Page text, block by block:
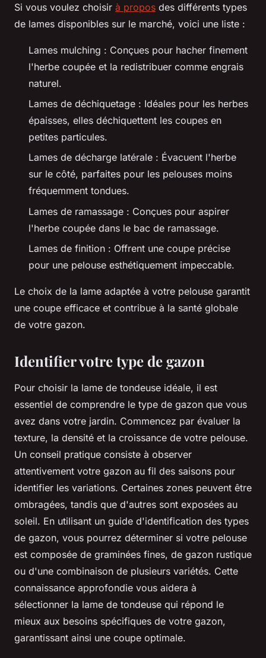
Si vous voulez choisir à propos des différents types
de lames disponibles sur le marché, voici une liste :
Lames mulching : Conçues pour hacher finement
l'herbe coupée et la redistribuer comme engrais
naturel.
Lames de déchiquetage : Idéales pour les herbes
épaisses, elles déchiquettent les coupes en
petites particules.
Lames de décharge latérale : Évacuent l'herbe
sur le côté, parfaites pour les pelouses moins
fréquemment tondues.
Lames de ramassage : Conçues pour aspirer
l'herbe coupée dans le bac de ramassage.
Lames de finition : Offrent une coupe précise
pour une pelouse esthétiquement impeccable.
Le choix de la lame adaptée à votre pelouse garantit
une coupe efficace et contribue à la santé globale
de votre gazon.
Identifier votre type de gazon
Pour choisir la lame de tondeuse idéale, il est
essentiel de comprendre le type de gazon que vous
avez dans votre jardin. Commencez par évaluer la
texture, la densité et la croissance de votre pelouse.
Un conseil pratique consiste à observer
attentivement votre gazon au fil des saisons pour
identifier les variations. Certaines zones peuvent être
ombragées, tandis que d'autres sont exposées au
soleil. En utilisant un guide d'identification des types
de gazon, vous pourrez déterminer si votre pelouse
est composée de graminées fines, de gazon rustique
ou d'une combinaison de plusieurs variétés. Cette
connaissance approfondie vous aidera à
sélectionner la lame de tondeuse qui répond le
mieux aux besoins spécifiques de votre gazon,
garantissant ainsi une coupe optimale.